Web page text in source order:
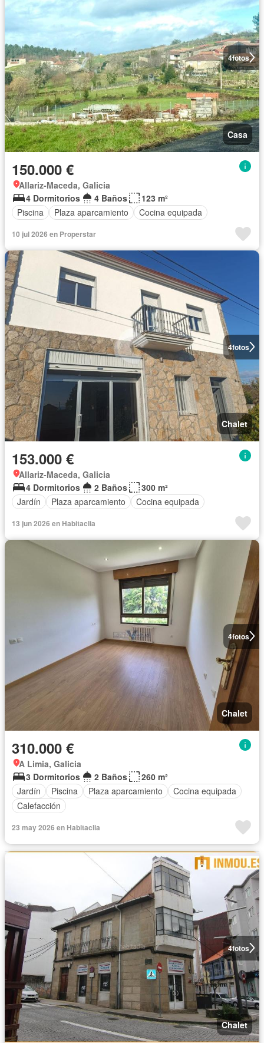
4fotos
Casa
150.000 €
Allariz-Maceda, Galicia
4 Dormitorios
4 Baños
123 m²
Piscina
Plaza aparcamiento Cocina equipada
10 jul 2026 en Properstar
4fotos
Chalet
153.000 €
Allariz-Maceda, Galicia
4 Dormitorios
2 Baños
300 m²
Jardín
Plaza aparcamiento Cocina equipada
13 jun 2026 en Habitaclia
4fotos
Chalet
310.000 €
A Limia, Galicia
3 Dormitorios
2 Baños
260 m²
Jardín
Piscina Plaza aparcamiento
Cocina equipada
Calefacción
23 may 2026 en Habitaclia
4fotos
Chalet